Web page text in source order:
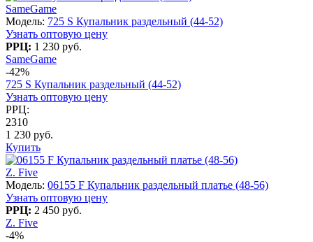
SameGame
Модель: 725 S Купальник раздельный (44-52)
Узнать оптовую цену
РРЦ: 1 230 руб.
SameGame
-42%
725 S Купальник раздельный (44-52)
Узнать оптовую цену
РРЦ:
2310
1 230 руб.
Купить
Z. Five
Модель: 06155 F Купальник раздельный платье (48-56)
Узнать оптовую цену
РРЦ: 2 450 руб.
Z. Five
-4%